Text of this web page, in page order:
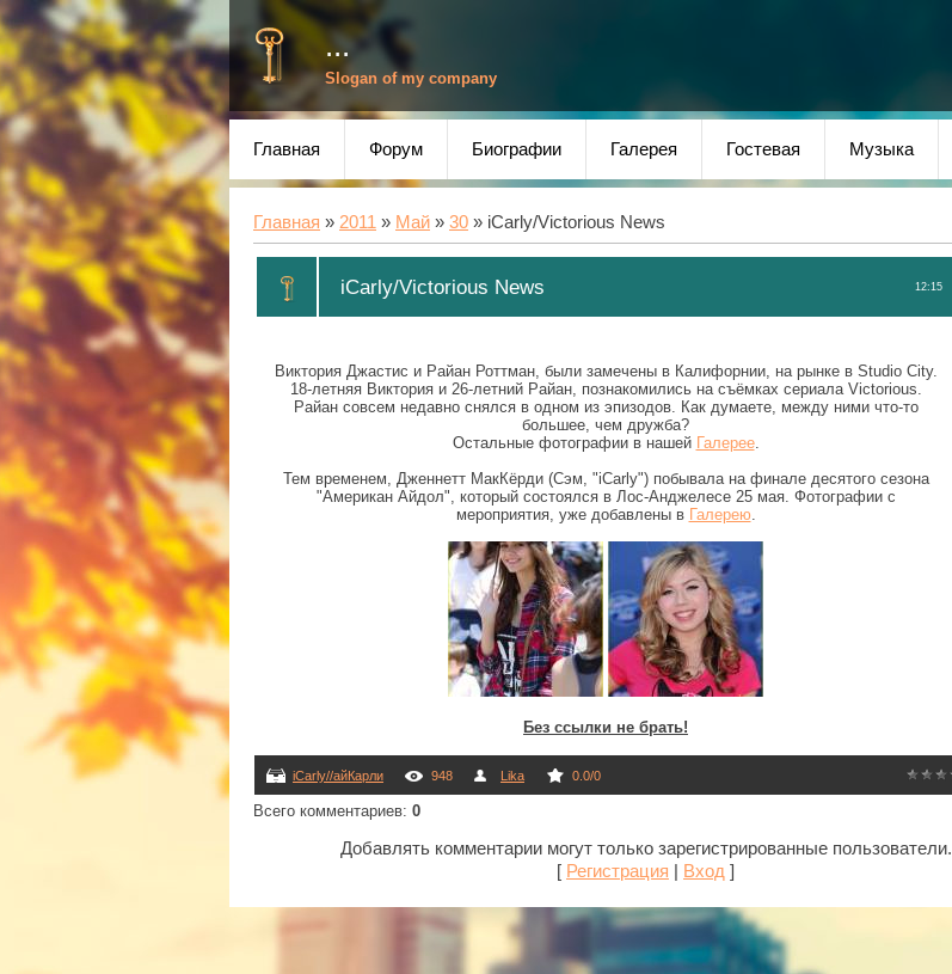
...
Slogan of my company
Главная Форум Биографии Галерея Гостевая Музыка
Главная » 2011 » Май » 30 » iCarly/Victorious News
12:15
iCarly/Victorious News
Виктория Джастис и Райан Роттман, были замечены в Калифорнии, на рынке в Studio City.
18-летняя Виктория и 26-летний Райан, познакомились на съёмках сериала Victorious.
Райан совсем недавно снялся в одном из эпизодов. Как думаете, между ними что-то
большее, чем дружба?
Остальные фотографии в нашей Галерее.
Тем временем, Дженнетт МакКёрди (Сэм, "iCarly") побывала на финале десятого сезона
"Американ Айдол", который состоялся в Лос-Анджелесе 25 мая. Фотографии с
мероприятия, уже добавлены в Галерею.
Без ссылки не брать!
iCarly//айКарли 948 Lika 0.0/0
Всего комментариев: 0
Добавлять комментарии могут только зарегистрированные пользователи.
[ Регистрация Вход ]